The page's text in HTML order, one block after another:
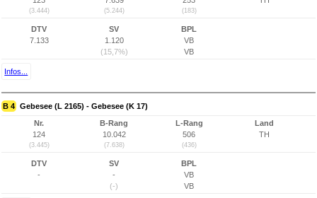
(3.444) (5.244) (183)
DTV
7.133
SV
1.120
(15,7%)
BPL
VB
VB
Infos...
B 4 Gebesee (L 2165) - Gebesee (K 17)
Nr.
124
(3.445)
B-Rang
10.042
(7.638)
L-Rang
506
(436)
Land
TH
DTV
-
SV
-
(-)
BPL
VB
VB